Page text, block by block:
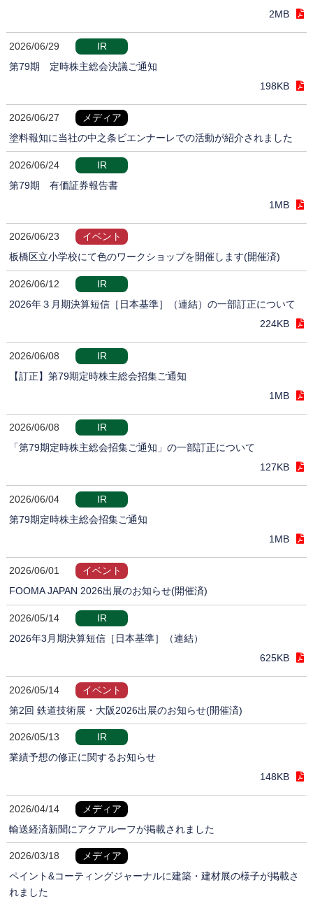
2MB
2026/06/29
IR
第79期 定時株主総会決議ご通知
198KB
2026/06/27
メディア
塗料報知に当社の中之条ビエンナーレでの活動が紹介されました
2026/06/24
IR
第79期 有価証券報告書
1MB
2026/06/23
イベント
板橋区立小学校にて色のワークショップを開催します(開催済)
2026/06/12
IR
2026年３月期決算短信［日本基準］（連結）の一部訂正について
224KB
2026/06/08
IR
【訂正】第79期定時株主総会招集ご通知
1MB
2026/06/08
IR
「第79期定時株主総会招集ご通知」の一部訂正について
127KB
2026/06/04
IR
第79期定時株主総会招集ご通知
1MB
2026/06/01
イベント
FOOMA JAPAN 2026出展のお知らせ(開催済)
2026/05/14
IR
2026年3月期決算短信［日本基準］（連結）
625KB
2026/05/14
イベント
第2回 鉄道技術展・大阪2026出展のお知らせ(開催済)
2026/05/13
IR
業績予想の修正に関するお知らせ
148KB
2026/04/14
メディア
輸送経済新聞にアクアルーフが掲載されました
2026/03/18
メディア
ペイント&コーティングジャーナルに建築・建材展の様子が掲載さ
れました